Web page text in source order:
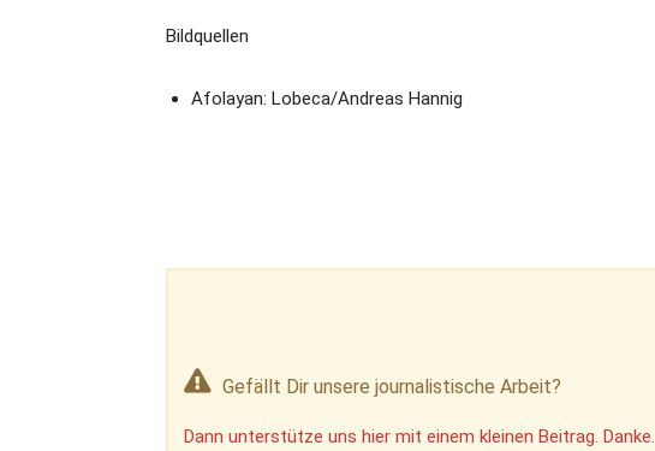
Bildquellen
Afolayan: Lobeca/Andreas Hannig
Gefällt Dir unsere journalistische Arbeit?
Dann unterstütze uns hier mit einem kleinen Beitrag. Danke.